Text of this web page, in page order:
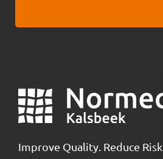
Improve Quality. Reduce Risk.